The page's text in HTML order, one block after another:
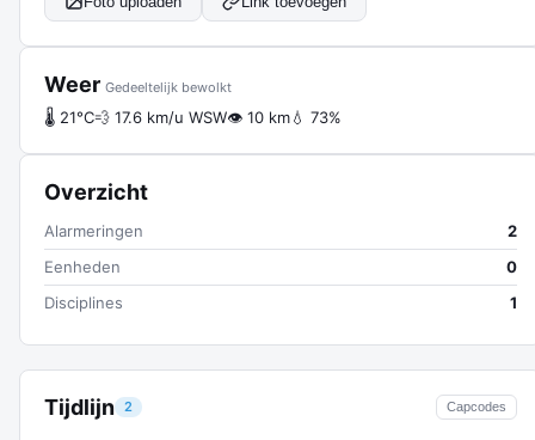
Tijdlijn 2 Capcodes
Weer Gedeeltelijk bewolkt
🌡 21°C💨 17.6 km/u WSW👁 10 km💧 73%
Overzicht
Alarmeringen
2
Eenheden
0
Disciplines
1